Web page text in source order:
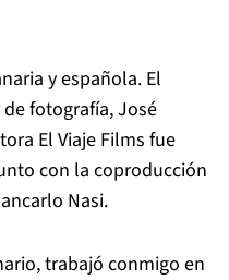
y española. El
fotografía, José
El Viaje Films fue
con la coproducción
Nasi.
trabajó conmigo en